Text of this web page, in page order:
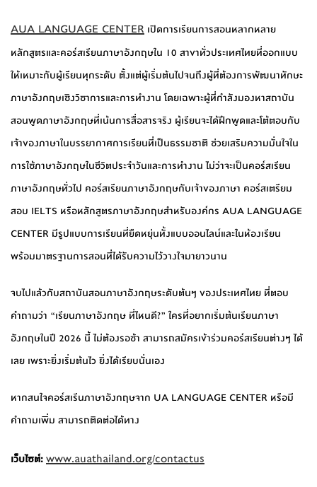
AUA LANGUAGE CENTER เปิดการเรียนการสอนหลากหลาย
หลักสูตรและคอร์สเรียนภาษาอังกฤษใน 10 สาขาทั่วประเทศไทยที่ออกแบบ
ให้เหมาะกับผู้เรียนทุกระดับ ตั้งแต่ผู้เริ่มต้นไปจนถึงผู้ที่ต้องการพัฒนาทักษะ
ภาษาอังกฤษเชิงวิชาการและการทำงาน โดยเฉพาะผู้ที่กำลังมองหาสถาบัน
สอนพูดภาษาอังกฤษที่เน้นการสื่อสารจริง ผู้เรียนจะได้ฝึกพูดและโต้ตอบกับ
เจ้าของภาษาในบรรยากาศการเรียนที่เป็นธรรมชาติ ช่วยเสริมความมั่นใจใน
การใช้ภาษาอังกฤษในชีวิตประจำวันและการทำงาน ไม่ว่าจะเป็นคอร์สเรียน
ภาษาอังกฤษทั่วไป คอร์สเรียนภาษาอังกฤษกับเจ้าของภาษา คอร์สเตรียม
สอบ IELTS หรือหลักสูตรภาษาอังกฤษสำหรับองค์กร AUA LANGUAGE
CENTER มีรูปแบบการเรียนที่ยืดหยุ่นทั้งแบบออนไลน์และในห้องเรียน
พร้อมมาตรฐานการสอนที่ได้รับความไว้วางใจมายาวนาน
จบไปแล้วกับสถาบันสอนภาษาอังกฤษระดับต้นๆ ของประเทศไทย ที่ตอบ
คำถามว่า “เรียนภาษาอังกฤษ ที่ไหนดี?” ใครที่อยากเริ่มต้นเรียนภาษา
อังกฤษในปี 2026 นี้ ไม่ต้องรอช้า สามารถสมัครเข้าร่วมคอร์สเรียนต่างๆ ได้
เลย เพราะยิ่งเริ่มต้นไว ยิ่งได้เรียบนั่นเอง
หากสนใจคอร์สเรีนภาษาอังกฤษจาก UA LANGUAGE CENTER หรือมี
คำถามเพิ่ม สามารถติดต่อได้ทาง
เว็บไซต์:www.auathailand.org/contactus